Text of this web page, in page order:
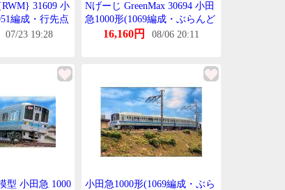
31609 小
編成・行先点
ーく付き)増結
07/23 19:28
Nげーじ GreenMax 30694 小田
急1000形(1069編成・ぶらんど
まーく付き)増結4両編成せっ
16,160円 08/06 20:11
型 小田急 1000
小田急1000形(1069編成・ぶら